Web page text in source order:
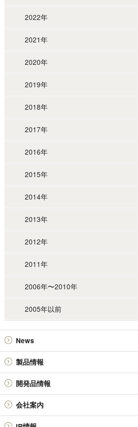
2022年
2021年
2020年
2019年
2018年
2017年
2016年
2015年
2014年
2013年
2012年
2011年
2006年〜2010年
2005年以前
News
お知らせ
IR
製品情報
アンチモン製品
金属粉末製品（日本アトマイズ加工株式会社）
その他の製品
技術情報
開発品情報
日本精鉱（株）の金属硫化物SULMICSシリーズ
日本精鉱（株）の四酸化アンチモン
会社案内
会社概要